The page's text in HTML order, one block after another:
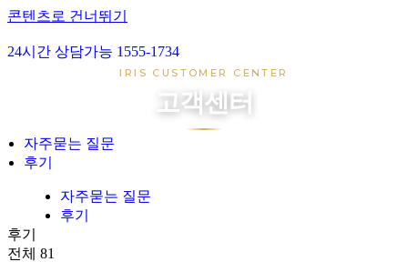
콘텐츠로 건너뛰기
장례준비
자주묻는 질문
후기
24시간 상담가능 1555-1734
IRIS CUSTOMER CENTER
고객센터
자주묻는 질문
후기
자주묻는 질문
후기
후기
전체 81